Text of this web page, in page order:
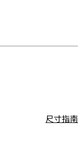
尺寸指南